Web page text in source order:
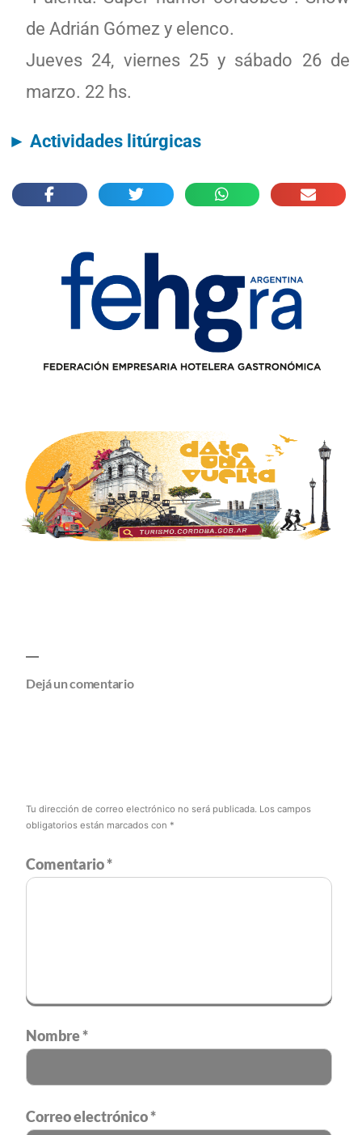
de Adrián Gómez y elenco.
Jueves 24, viernes 25 y sábado 26 de
marzo. 22 hs.
► Actividades litúrgicas
Dejá un comentario
Tu dirección de correo electrónico no será publicada. Los campos
obligatorios están marcados con *
Comentario*
Nombre*
Correo electrónico*